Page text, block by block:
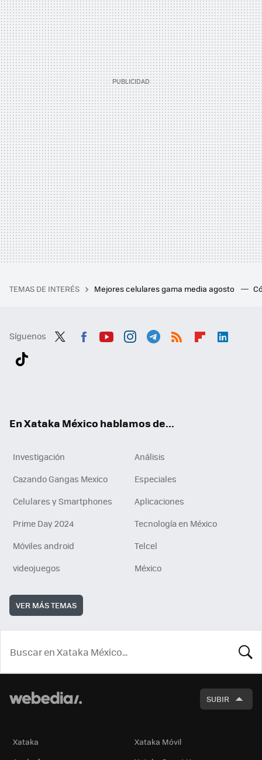
TEMAS DE INTERÉS Mejores celulares gama media agosto
Síguenos
En Xataka México hablamos de...
Investigación
Análisis
Cazando Gangas Mexico
Especiales
Celulares y Smartphones
Aplicaciones
Prime Day 2024
Tecnología en México
Móviles android
Telcel
videojuegos
México
VER MÁS TEMAS
SUBIR
Xataka
Xataka Móvil